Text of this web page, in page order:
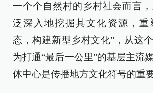
一个个自然村的乡村社会而言
泛深入地挖掘其文化资源，重
态，构建新型乡村文化”，从这
为打通“最后一公里”的基层主流
体中心是传播地方文化符号的重